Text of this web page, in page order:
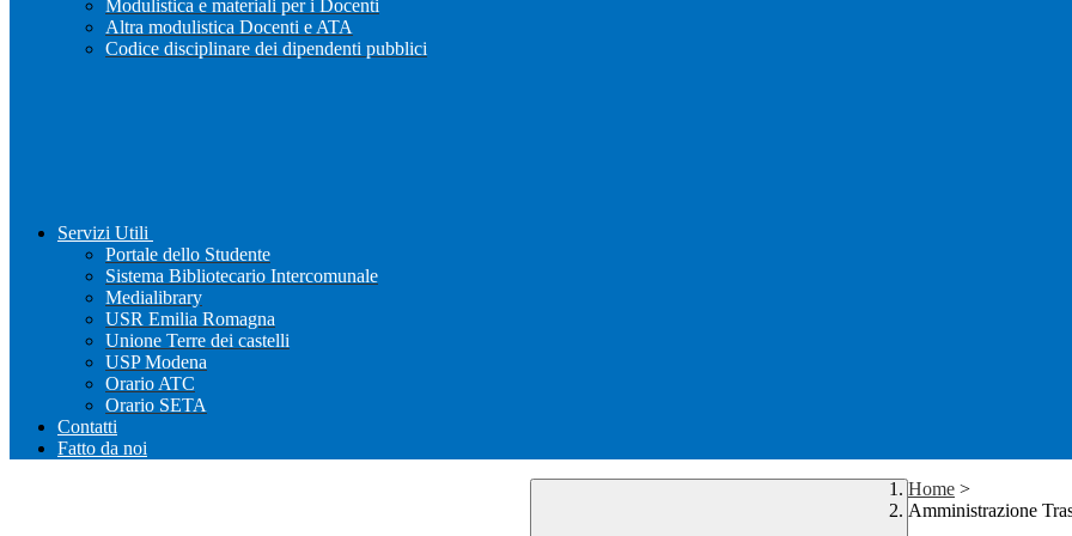
Modulistica e materiali per i Docenti
Altra modulistica Docenti e ATA
Codice disciplinare dei dipendenti pubblici
Servizi Utili
Portale dello Studente
Sistema Bibliotecario Intercomunale
Medialibrary
USR Emilia Romagna
Unione Terre dei castelli
USP Modena
Orario ATC
Orario SETA
Contatti
Fatto da noi
Home >
Amministrazione